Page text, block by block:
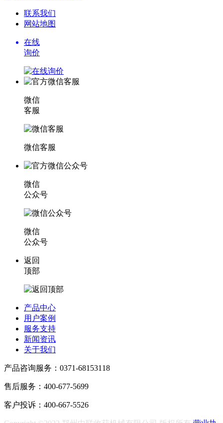
联系我们
网站地图
在线
询价
微信
客服
微信客服
微信
公众号
微信
公众号
返回
顶部
产品中心
用户案例
服务支持
新闻资讯
关于我们
产品咨询服务：0371-68153118
售后服务：400-677-5699
客户投诉：400-667-5526